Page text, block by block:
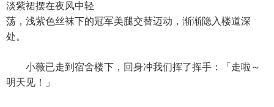
淡紫裙摆在夜风中轻
荡，浅紫色丝袜下的冠军美腿交替迈动，渐渐隐入楼道深
处。
小薇已走到宿舍楼下，回身冲我们挥了挥手：「走啦～
明天见！」